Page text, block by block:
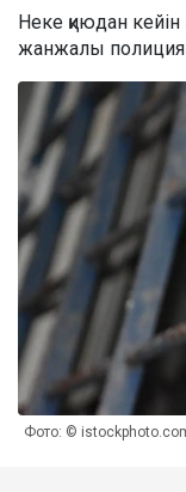
Неке қиюдан
жанжалы
Фото: ©